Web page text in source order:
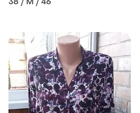
отшитыми пуговицами в